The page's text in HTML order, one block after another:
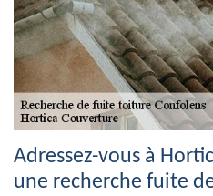
Adressez-vous à
une recherche fuite